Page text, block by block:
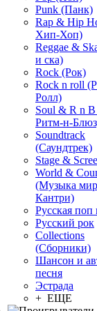
Punk (Панк)
Rap & Hip
Хип-Хоп)
Reggae &
и ска)
Rock (Рок)
Rock n roll
Ролл)
Soul & R n
Ритм-н-
Soundtrack
(Саундтрек)
Stage &
World &
(Музыка
Кантри)
Русская поп
Русский рок
Сollections
(Сборники)
Шансон и
песня
Эстрада
+ ЕЩЕ